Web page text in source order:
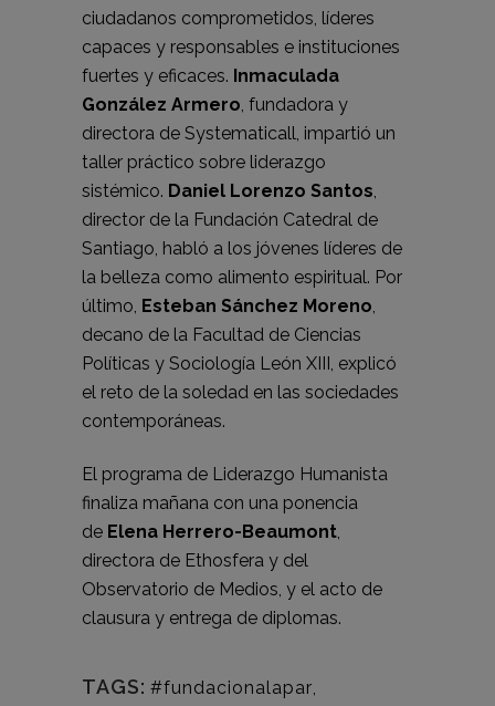
ciudadanos comprometidos, líderes
capaces y responsables e instituciones
fuertes y eficaces. Inmaculada
González Armero, fundadora y
directora de Systematicall, impartió un
taller práctico sobre liderazgo
sistémico. Daniel Lorenzo Santos,
director de la Fundación Catedral de
Santiago, habló a los jóvenes líderes de
la belleza como alimento espiritual. Por
último, Esteban Sánchez Moreno,
decano de la Facultad de Ciencias
Políticas y Sociología León XIII, explicó
el reto de la soledad en las sociedades
contemporáneas.
El programa de Liderazgo Humanista
finaliza mañana con una ponencia
de Elena Herrero-Beaumont,
directora de Ethosfera y del
Observatorio de Medios, y el acto de
clausura y entrega de diplomas.
TAGS: #fundacionalapar,